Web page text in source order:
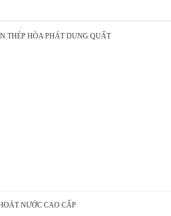
THÉP HÒA PHÁT DUNG QUẤT
NƯỚC CAO CẤP